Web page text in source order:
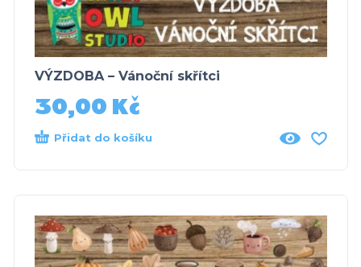
VÝZDOBA – Vánoční skřítci
30,00 Kč
Přidat do košíku